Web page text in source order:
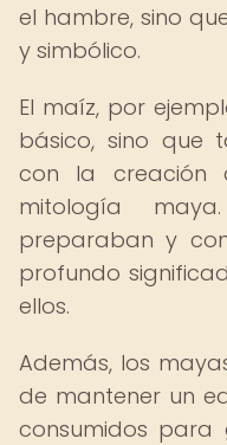
el hambre, sino
y simbólico.
El maíz, por
básico, sino que
con la creación
mitología
preparaban y
profundo
ellos.
Además, los
de mantener un
consumidos